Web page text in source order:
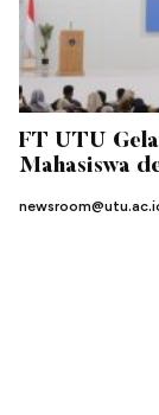
FT UTU
Mahasiswa